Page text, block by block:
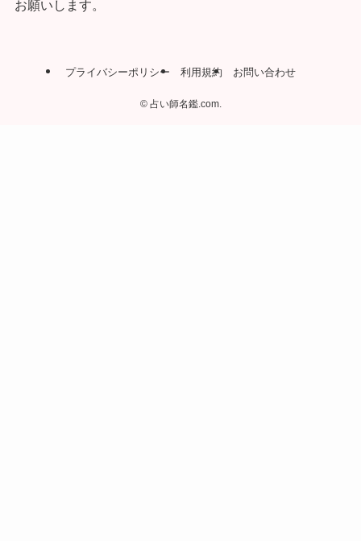
お願いします。
プライバシーポリシー 利用規約 お問い合わせ
©占い師名鑑.com.